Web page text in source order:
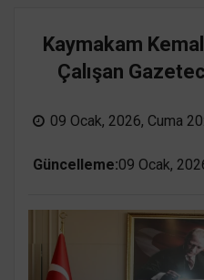
Kaymakam
Çalışan
09 Ocak, 2026, Cuma
Güncelleme:09 Ocak,